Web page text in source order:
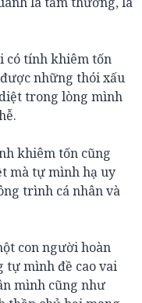
có tính khiêm tốn
những thói xấu
trong lòng mình
khiêm tốn cũng
mà tự mình hạ uy
trình cá nhân và
con người hoàn
tự mình đề cao vai
mình cũng như